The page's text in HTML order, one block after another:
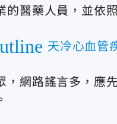
的醫藥人員，並依
天冷心血管
，網路謠言多，應